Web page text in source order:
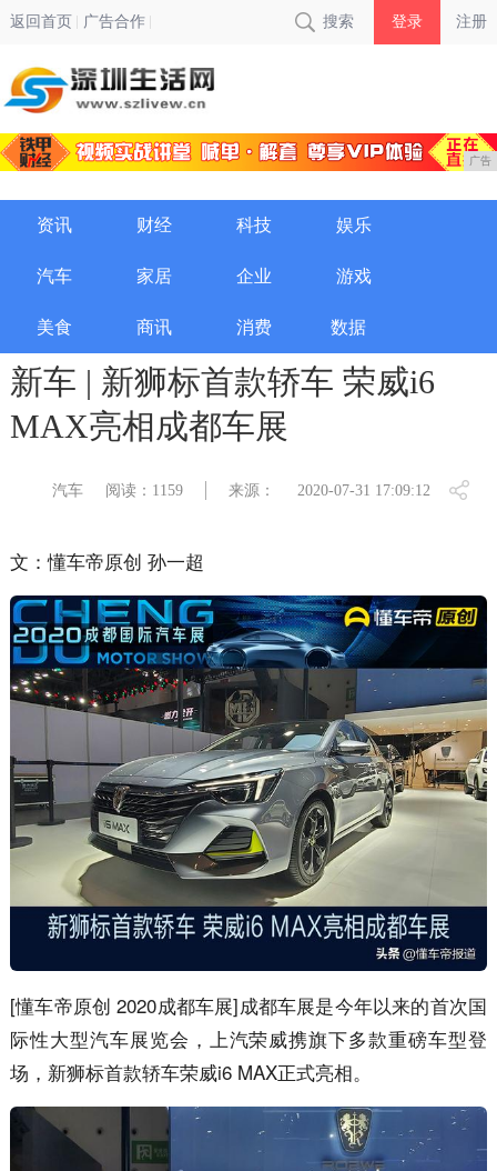
返回首页 广告合作 搜索 登录 注册
广告
资讯 财经 科技 娱乐
汽车 家居 企业 游戏
美食 商讯 消费 数据
新车 | 新狮标首款轿车 荣威i6
MAX亮相成都车展
汽车 阅读：1159 来源： 2020-07-31 17:09:12
文：懂车帝原创 孙一超
[懂车帝原创 2020成都车展]成都车展是今年以来的首次国
际性大型汽车展览会，上汽荣威携旗下多款重磅车型登
场，新狮标首款轿车荣威i6 MAX正式亮相。